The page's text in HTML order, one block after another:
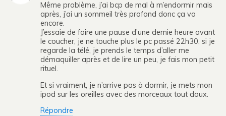
Même problème, j’ai bcp de mal à m’endormir mais
après, j’ai un sommeil très profond donc ça va
encore.
J’essaie de faire une pause d’une demie heure avant
le coucher, je ne touche plus le pc passé 22h30, si je
regarde la télé, je prends le temps d’aller me
démaquiller après et de lire un peu, je fais mon petit
rituel.
Et si vraiment, je n’arrive pas à dormir, je mets mon
ipod sur les oreilles avec des morceaux tout doux.
Répondre